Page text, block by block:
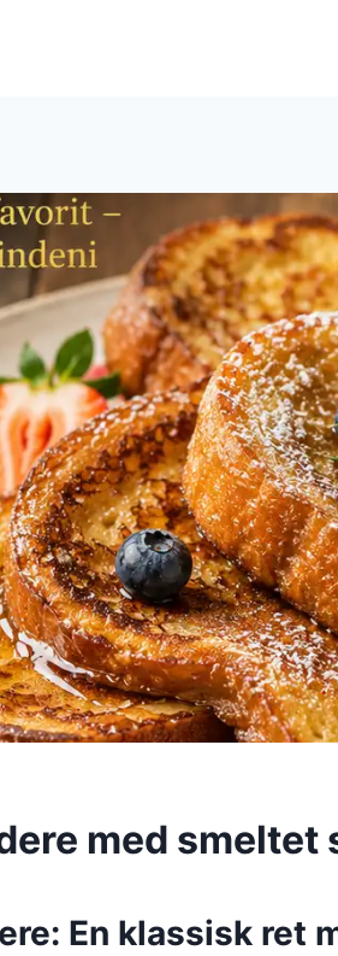
med
En klassisk ret